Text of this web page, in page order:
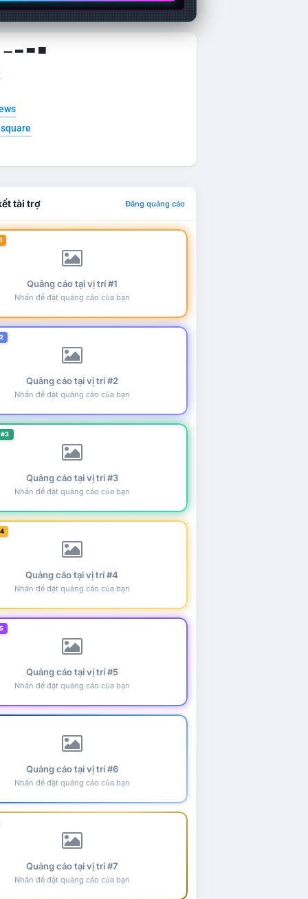
▁ ▂ ▃ ▄
tài trợ Đăng quảng cáo
Quảng cáo tại vị trí #1
Nhấn để đặt quảng cáo của bạn
Quảng cáo tại vị trí #2
Nhấn để đặt quảng cáo của bạn
Quảng cáo tại vị trí #3
Nhấn để đặt quảng cáo của bạn
Quảng cáo tại vị trí #4
Nhấn để đặt quảng cáo của bạn
Quảng cáo tại vị trí #5
Nhấn để đặt quảng cáo của bạn
Quảng cáo tại vị trí #6
Nhấn để đặt quảng cáo của bạn
Quảng cáo tại vị trí #7
Nhấn để đặt quảng cáo của bạn